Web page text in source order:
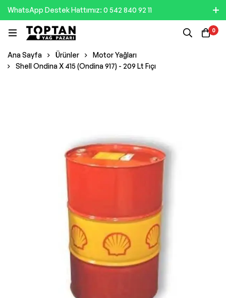
WhatsApp Destek Hattımız: 0 542 840 92 11
0
Ana Sayfa Ürünler
Motor Yağları
Shell Ondina X 415 (Ondina 917) - 209 Lt Fıçı